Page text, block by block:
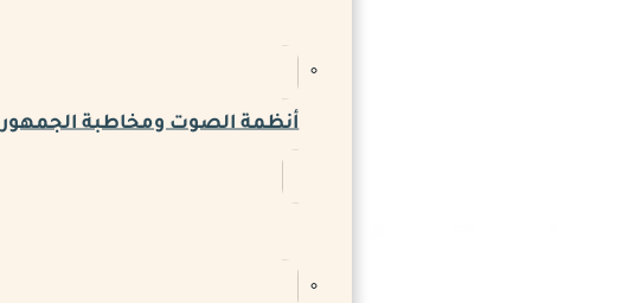
أنظمة الصوت ومخاطبة الجمهور